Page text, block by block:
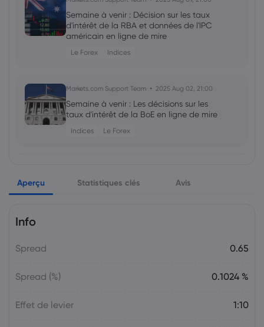
Semaine à venir : Décision sur les taux
d'intérêt de la RBA et données de l'IPC
américain en ligne de mire
Le Forex Indices
Markets.com Support Team 2025 Aug 02, 21:00
Semaine à venir : Les décisions sur les
taux d'intérêt de la BoE en ligne de mire
Indices Le Forex
Semaine à venir : Les décisions sur les
La semaine à venir : Élections au Japon,
décision sur les taux d'intérêt de la BCE,
Le Forex
Aperçu Statistiques clés Avis
Info
Spread 0.65
Spread (%) 0.1024 %
Effet de levier 1:10